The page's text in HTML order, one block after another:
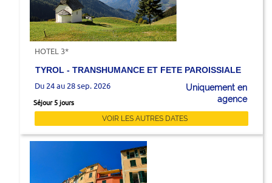
HOTEL 3*
TYROL - TRANSHUMANCE ET FETE PAROISSIALE
Du 24 au 28 sep. 2026
Séjour 5 jours
Uniquement en
agence
VOIR LES AUTRES DATES